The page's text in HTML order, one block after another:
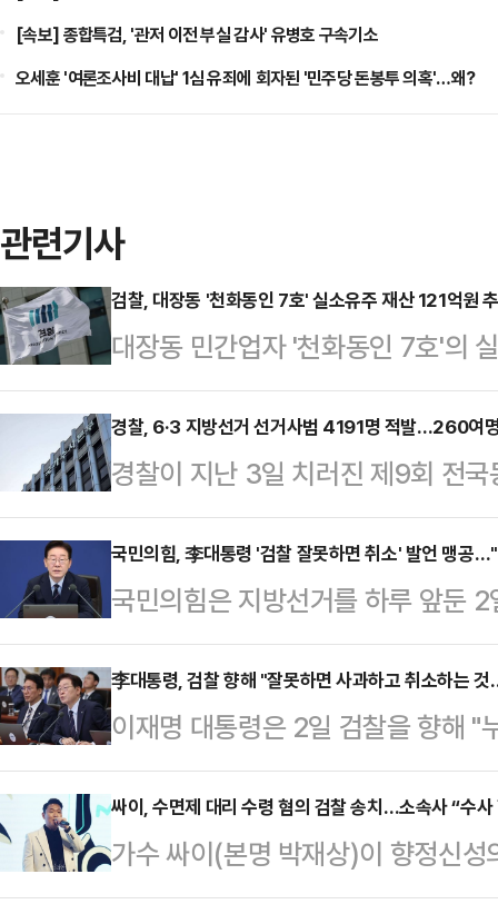
[속보] 종합특검, '관저 이전 부실 감사' 유병호 구속기소
오세훈 '여론조사비 대납' 1심 유죄에 회자된 '민주당 돈봉투 의혹'…왜?
관련기사
검찰, 대장동 '천화동인 7호' 실소유주 재산 121억원
대장동 민간업자 '천화동인 7호'의
억원을 검찰이 동결했다.5일 법조
규제법 위반 혐의로 재판받는 배씨
다.추징보전은 피고인이 범죄로 얻
지 동결하는 조치다.이번에 동결된
포함해 부동산·예금 등 121억원 규
대장동 개발 사업에 1000만원을
고 의심한다.앞서 …
경찰, 6·3 지방선거 선거사범 4191명 적발…260여
경찰이 지난 3일 치러진 제9회 전
명을 검찰에 송치했다.4일 경찰 등
보자 등록일인 지난 2월3일부터
명을 편성해 선거범죄를 단속한
혔다.경찰은 이들 중 265명을 송
고 있다. 지금까지 6·3 지방선거와
대해서는 불송치 또는 불입건 종결
보면 허위·…
국민의힘, 李대통령 '검찰 잘못하면 취소' 발언 맹공
국민의힘은 지방선거를 하루 앞둔
을 향해 "잘못하면 취소하는 것"이
취소 압박이자 협박"이라며 파상공
책위원장은 이날 페이스북에 "도둑
을 정조준했다.김문수 위원장은 "
않는지 '잘못했으니 사과하고 취소
판을 받고 있는 범죄자가 적반하장
명, 우리는 대통령을 뽑았지 …
李대통령, 검찰 향해 "잘못하면 사과하고 취소하는
이재명 대통령은 2일 검찰을 향해 "
고 취소하는 것"이라고 말했다.이
의 겸 비상경제점검회의에서 구자
들은 뒤 "(검찰이) 무오류의 함정에
며 이 같이 밝혔다.이 대통령은 "(
싸이, 수면제 대리 수령 혐의 검찰 송치…소속사 “수사
가수 싸이(본명 박재상)이 향정신
검찰에 넘겨졌다.2일 싸이 소속사